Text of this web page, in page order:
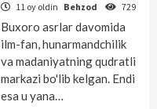
11 oy oldin Behzod 729
Buxoro asrlar davomida
ilm-fan, hunarmandchilik
va madaniyatning qudratli
markazi bo'lib kelgan. Endi
esa u yana…